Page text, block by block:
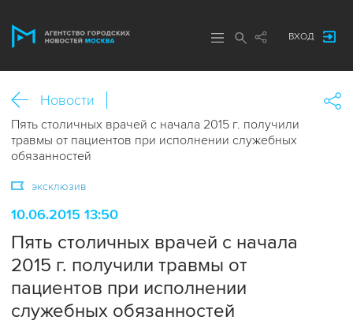
ВХОД
Новости
Пять столичных врачей с начала 2015 г. получили
травмы от пациентов при исполнении служебных
обязанностей
эксклюзив
10.06.2015 13:50
Пять столичных врачей с начала
2015 г. получили травмы от
пациентов при исполнении
служебных обязанностей